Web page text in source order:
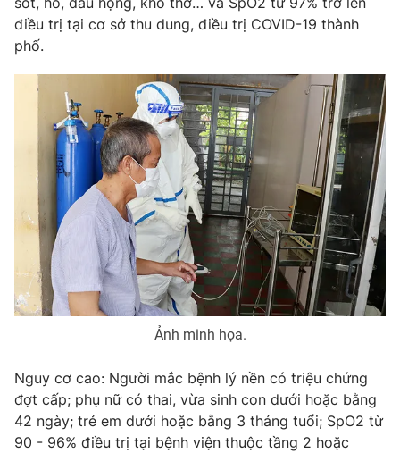
THỜI BÁO VTV
Theo dõi báo trên
Cơ quan chủ quản:Đài Truyền hình Việt Nam
Cơ quan báo chí:Thời báo VTV
Giấy phép hoạt động báo in và báo điện tử số 483/GP-BTTTT
cấp ngày 29/12/2023
Tổng Biên tập:Vũ Thanh Thủy
Phó Tổng Biên tập:Nguyễn Thị Mỹ Hạnh, Phạm Quốc Thắng,
Ðiện thoại Thời báo VTV:024.66 897 897
Email:
toasoan@vtv.vn
Liên hệ quảng cáo: 024-7300.7108
điều trị tại cơ sở thu dung, điều trị COVID-19 thành
phố.
Ảnh minh họa.
Nguy cơ cao: Người mắc bệnh lý nền có triệu chứng
đợt cấp; phụ nữ có thai, vừa sinh con dưới hoặc bằng
42 ngày; trẻ em dưới hoặc bằng 3 tháng tuổi; SpO2 từ
90 - 96% điều trị tại bệnh viện thuộc tầng 2 hoặc